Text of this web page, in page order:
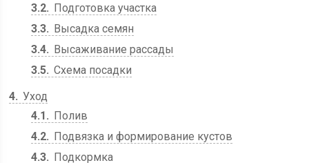
3.2
Подготовка участка
3.3
Высадка семян
3.4
Высаживание рассады
3.5 Схема посадки
4 Уход
4.1
Полив
4.2
Подвязка и формирование кустов
4.3
Подкормка